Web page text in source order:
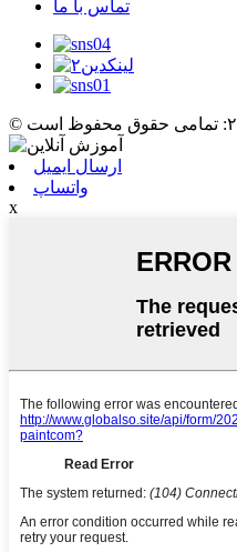
تماس با ما
ارسال ایمیل
واتساپ
x